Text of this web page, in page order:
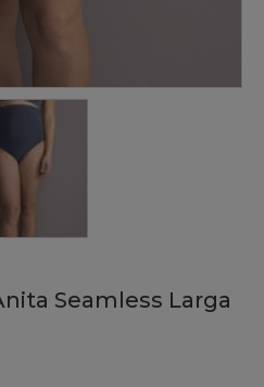
Seamless Larga